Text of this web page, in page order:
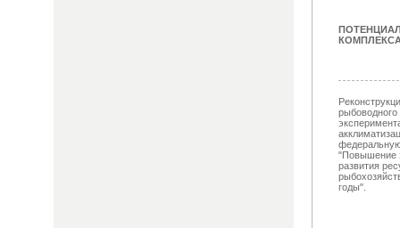
"Повышение
развития
годы".